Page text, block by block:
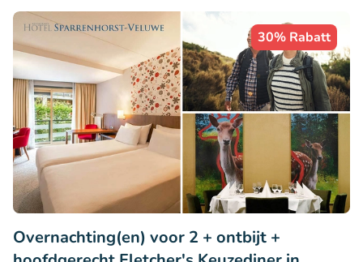
30% Rabatt
Overnachting(en) voor 2 + ontbijt +